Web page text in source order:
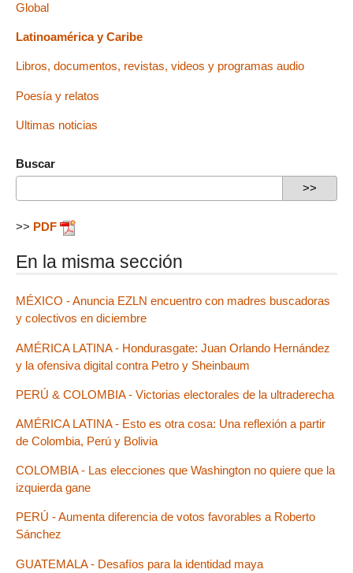
Global
Latinoamérica y Caribe
Libros, documentos, revistas, videos y programas audio
Poesía y relatos
Ultimas noticias
Buscar
>> PDF
En la misma sección
MÉXICO - Anuncia EZLN encuentro con madres buscadoras
y colectivos en diciembre
AMÉRICA LATINA - Hondurasgate: Juan Orlando Hernández
y la ofensiva digital contra Petro y Sheinbaum
PERÚ & COLOMBIA - Victorias electorales de la ultraderecha
AMÉRICA LATINA - Esto es otra cosa: Una reflexión a partir
de Colombia, Perú y Bolivia
COLOMBIA - Las elecciones que Washington no quiere que la
izquierda gane
PERÚ - Aumenta diferencia de votos favorables a Roberto
Sánchez
GUATEMALA - Desafíos para la identidad maya